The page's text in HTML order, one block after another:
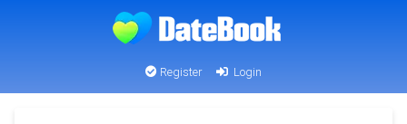
Register Login